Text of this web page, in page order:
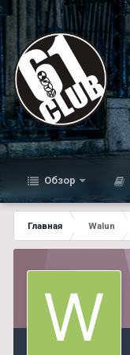
Обзор
Главная Walun